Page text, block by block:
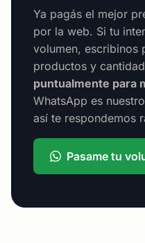
Ya pagás el mejor
por la web. Si tu
volumen, escribinos
productos y
puntualmente para
WhatsApp es
así te respondemos
Pasame tu